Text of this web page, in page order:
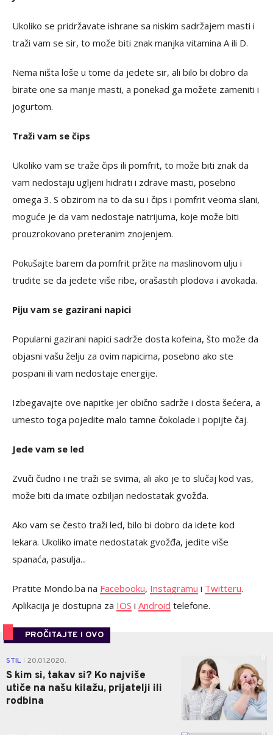
Ukoliko se pridržavate ishrane sa niskim sadržajem masti i
traži vam se sir, to može biti znak manjka vitamina A ili D.
Nema ništa loše u tome da jedete sir, ali bilo bi dobro da
birate one sa manje masti, a ponekad ga možete zameniti i
jogurtom.
Traži vam se čips
Ukoliko vam se traže čips ili pomfrit, to može biti znak da
vam nedostaju ugljeni hidrati i zdrave masti, posebno
omega 3. S obzirom na to da su i čips i pomfrit veoma slani,
moguće je da vam nedostaje natrijuma, koje može biti
prouzrokovano preteranim znojenjem.
Pokušajte barem da pomfrit pržite na maslinovom ulju i
trudite se da jedete više ribe, orašastih plodova i avokada.
Piju vam se gazirani napici
Popularni gazirani napici sadrže dosta kofeina, što može da
objasni vašu želju za ovim napicima, posebno ako ste
pospani ili vam nedostaje energije.
Izbegavajte ove napitke jer obično sadrže i dosta šećera, a
umesto toga pojedite malo tamne čokolade i popijte čaj.
Jede vam se led
Zvuči čudno i ne traži se svima, ali ako je to slučaj kod vas,
može biti da imate ozbiljan nedostatak gvožđa.
Ako vam se često traži led, bilo bi dobro da idete kod
lekara. Ukoliko imate nedostatak gvožđa, jedite više
spanaća, pasulja...
Pratite Mondo.ba na Facebooku, Instagramu i Twitteru.
Aplikacija je dostupna za IOS i Android telefone.
PROČITAJTE I OVO
STIL 20.01.2020.
S kim si, takav si? Ko najviše
utiče na našu kilažu, prijatelji ili
rodbina
0